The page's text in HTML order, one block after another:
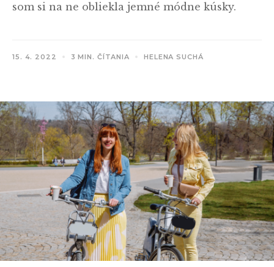
som si na ne obliekla jemné módne kúsky.
15. 4. 2022 3 MIN. ČÍTANIA HELENA SUCHÁ